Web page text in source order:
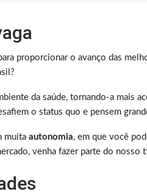
proporcionar o avanço das
da saúde, tornando-a mais
o status quo e pensem
muita autonomia, em que você
venha fazer parte do nosso